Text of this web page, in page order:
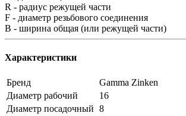
R - радиус режущей части
F - диаметр резьбового соединения
B - ширина общая (или режущей части)
Характеристики
Бренд
Gamma Zinken
Диаметр рабочий
16
Диаметр посадочный 8